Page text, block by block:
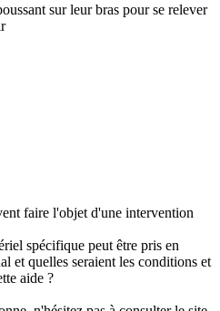
sur leur bras pour se relever
faire l'objet d'une intervention
spécifique peut être pris en
et quelles seraient les conditions et
aide ?